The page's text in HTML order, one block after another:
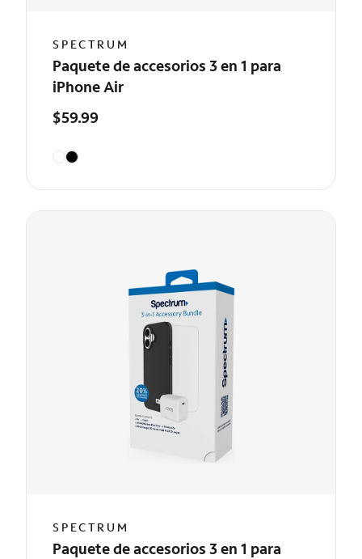
SPECTRUM
Paquete de accesorios 3 en 1 para
iPhone Air
$59.99
SPECTRUM
Paquete de accesorios 3 en 1 para